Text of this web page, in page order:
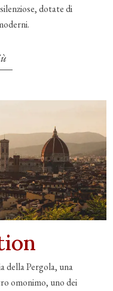
dotate di
della Pergola, una
omonimo, uno dei